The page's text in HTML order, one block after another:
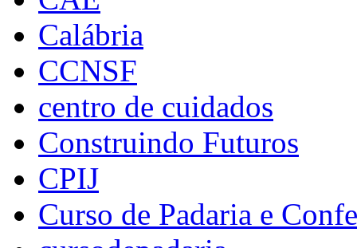
Calábria
CCNSF
centro de cuidados
Construindo Futuros
CPIJ
Curso de Padaria e